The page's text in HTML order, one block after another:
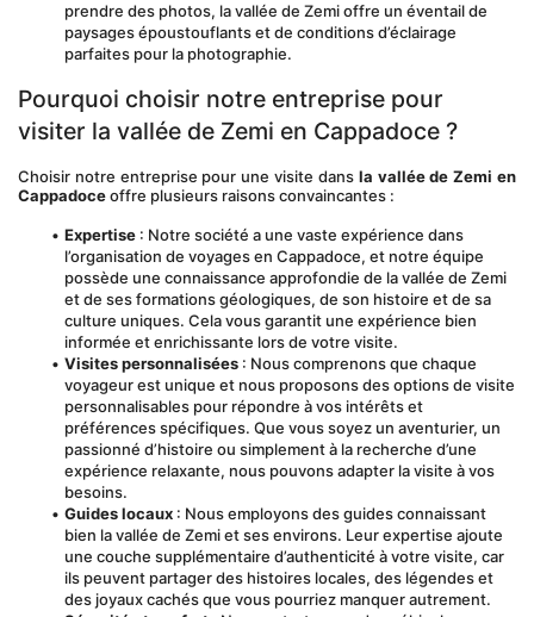
prendre des photos, la vallée de Zemi offre un éventail de
paysages époustouflants et de conditions d’éclairage
parfaites pour la photographie.
Pourquoi choisir notre entreprise pour
visiter la vallée de Zemi en Cappadoce ?
Choisir notre entreprise pour une visite dans la vallée de Zemi en
Cappadoce offre plusieurs raisons convaincantes :
Expertise : Notre société a une vaste expérience dans
l’organisation de voyages en Cappadoce, et notre équipe
possède une connaissance approfondie de la vallée de Zemi
et de ses formations géologiques, de son histoire et de sa
culture uniques. Cela vous garantit une expérience bien
informée et enrichissante lors de votre visite.
Visites personnalisées : Nous comprenons que chaque
voyageur est unique et nous proposons des options de visite
personnalisables pour répondre à vos intérêts et
préférences spécifiques. Que vous soyez un aventurier, un
passionné d’histoire ou simplement à la recherche d’une
expérience relaxante, nous pouvons adapter la visite à vos
besoins.
Guides locaux : Nous employons des guides connaissant
bien la vallée de Zemi et ses environs. Leur expertise ajoute
une couche supplémentaire d’authenticité à votre visite, car
ils peuvent partager des histoires locales, des légendes et
des joyaux cachés que vous pourriez manquer autrement.